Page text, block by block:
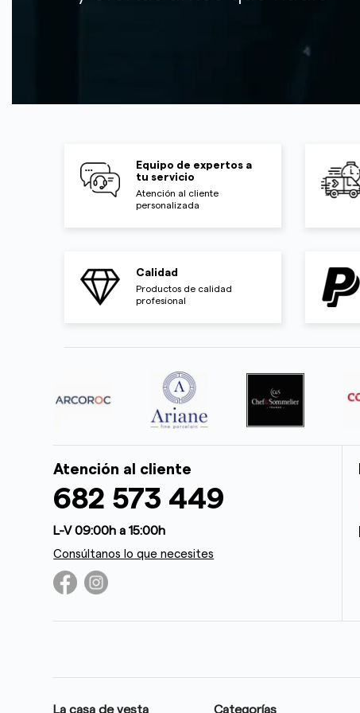
Equipo de expertos a
tu servicio
Atención al cliente
personalizada
Calidad
Productos de calidad
profesional
Atención al cliente
682 573 449
L-V 09:00h a 15:00h
Consúltanos lo que necesites
La casa de vesta Categorías